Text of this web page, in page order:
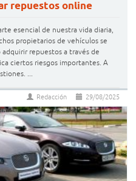
repuestos online
esencial de nuestra vida diaria,
propietarios de vehículos se
repuestos a través de
ciertos riesgos importantes. A
...
29/08/2025
Redacción